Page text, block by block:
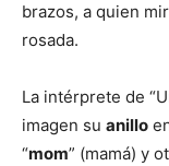
brazos, a quien
rosada.
La intérprete de
imagen su anillo
“mom” (mamá) y